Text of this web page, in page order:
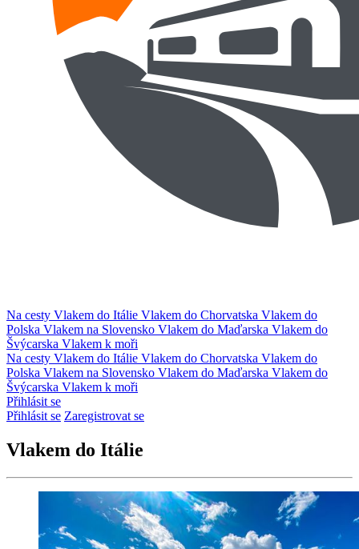
Na cesty Vlakem do Itálie Vlakem do Chorvatska Vlakem do
Polska Vlakem na Slovensko Vlakem do Maďarska Vlakem do
Švýcarska Vlakem k moři
Na cesty Vlakem do Itálie Vlakem do Chorvatska Vlakem do
Polska Vlakem na Slovensko Vlakem do Maďarska Vlakem do
Švýcarska Vlakem k moři
Přihlásit se
Přihlásit se Zaregistrovat se
Vlakem do Itálie